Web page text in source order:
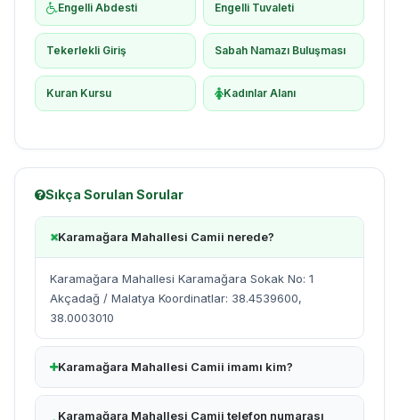
Engelli Abdesti Engelli Tuvaleti
Tekerlekli Giriş Sabah Namazı Buluşması
Kuran Kursu Kadınlar Alanı
Sıkça Sorulan Sorular
Karamağara Mahallesi Camii nerede?
Karamağara Mahallesi Karamağara Sokak No: 1
Akçadağ / Malatya Koordinatlar: 38.4539600,
38.0003010
Karamağara Mahallesi Camii imamı kim?
Karamağara Mahallesi Camii telefon numarası